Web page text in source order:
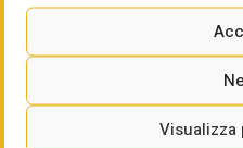
Area
L’area riveste un notevole
dalla letteratura e dagli studi
emerge che sorgevano 80